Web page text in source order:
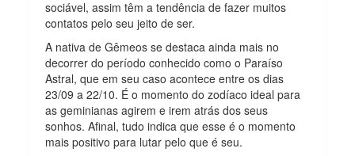
sociável, assim têm a tendência de fazer muitos
contatos pelo seu jeito de ser.
A nativa de Gêmeos se destaca ainda mais no
decorrer do período conhecido como o Paraíso
Astral, que em seu caso acontece entre os dias
23/09 a 22/10. É o momento do zodíaco ideal para
as geminianas agirem e irem atrás dos seus
sonhos. Afinal, tudo indica que esse é o momento
mais positivo para lutar pelo que é seu.